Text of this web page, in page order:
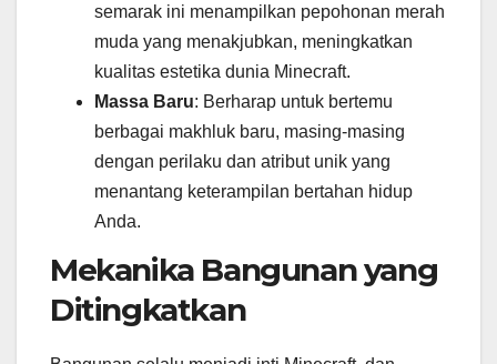
semarak ini menampilkan pepohonan merah
muda yang menakjubkan, meningkatkan
kualitas estetika dunia Minecraft.
Massa Baru: Berharap untuk bertemu
berbagai makhluk baru, masing-masing
dengan perilaku dan atribut unik yang
menantang keterampilan bertahan hidup
Anda.
Mekanika Bangunan yang
Ditingkatkan